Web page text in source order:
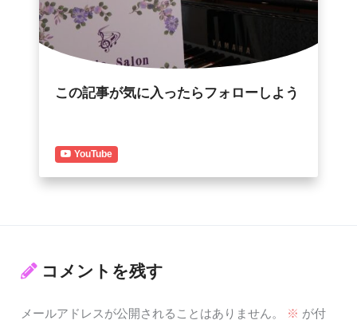
この記事が気に入ったらフォローしよう
YouTube
コメントを残す
メールアドレスが公開されることはありません。 ※ が付